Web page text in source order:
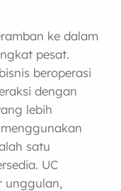
ke dalam
pesat.
beroperasi
dengan
lebih
satu
UC
unggulan,